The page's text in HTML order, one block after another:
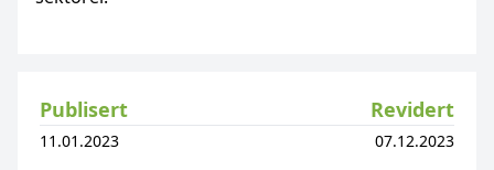
Publisert Revidert
11.01.2023 07.12.2023